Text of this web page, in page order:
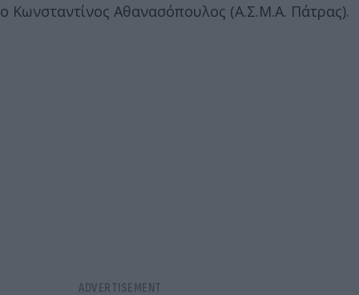
ο Κωνσταντίνος Αθανασόπουλος (Α.Σ.Μ.Α. Πάτρας).